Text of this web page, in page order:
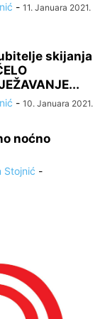
- 11. Januara 2021.
skijanja
- 10. Januara 2021.
noćno
Stojnić -